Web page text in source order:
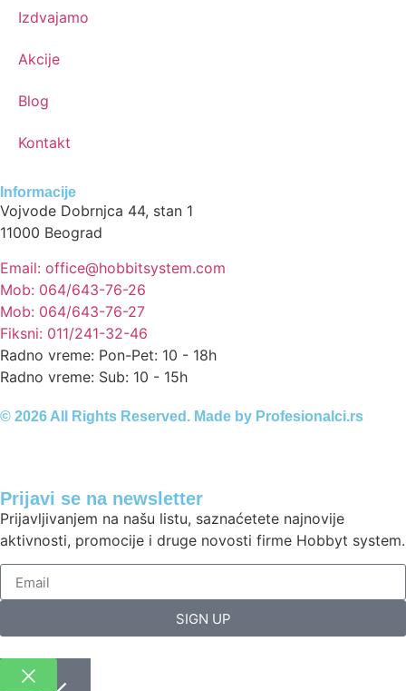
Izdvajamo
Akcije
Blog
Kontakt
Informacije
Vojvode Dobrnjca 44, stan 1
11000 Beograd
Email: office@hobbitsystem.com
Mob: 064/643-76-26
Mob: 064/643-76-27
Fiksni: 011/241-32-46
Radno vreme: Pon-Pet: 10 - 18h
Radno vreme: Sub: 10 - 15h
© 2026 All Rights Reserved. Made by Profesionalci.rs
Prijavi se na newsletter
Prijavljivanjem na našu listu, saznaćetete najnovije
aktivnosti, promocije i druge novosti firme Hobbyt system.
SIGN UP